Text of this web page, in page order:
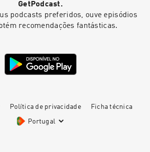
GetPodcast.
podcasts preferidos, ouve episódios
recomendações fantásticas.
Política de privacidade Ficha técnica
Portugal